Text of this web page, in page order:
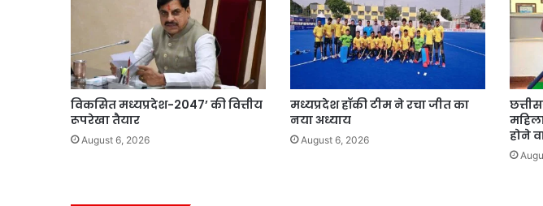
विकसित मध्यप्रदेश-2047’ की वित्तीय
रूपरेखा तैयार
August 6, 2026
मध्यप्रदेश हॉकी टीम ने रचा जीत का
नया अध्याय
August 6, 2026
होने